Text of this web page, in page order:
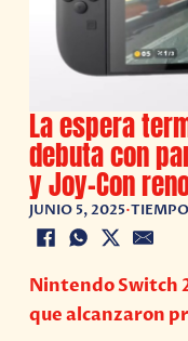
La espera
debuta con
y Joy-Con
JUNIO 5, 2025•
Nintendo Switch
que alcanzaron